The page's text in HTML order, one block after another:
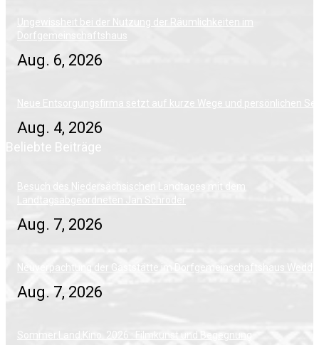
Ungewissheit bei der Nutzung der Räumlichkeiten im
Dorfgemeinschaftshaus
Aug. 6, 2026
Neue Entsorgungsfirma setzt auf kurze Wege und persönlichen
Aug. 4, 2026
Beliebte Beiträge
Besuch des Niedersächsischen Landtages mit dem
Landtagsabgeordneten Jan Schröder
Aug. 7, 2026
Neuverpachtung der Gaststätte im Dorfgemeinschaftshaus
Aug. 7, 2026
Sommer.Land.Kino. 2026 : Filmkunst und Begegnung